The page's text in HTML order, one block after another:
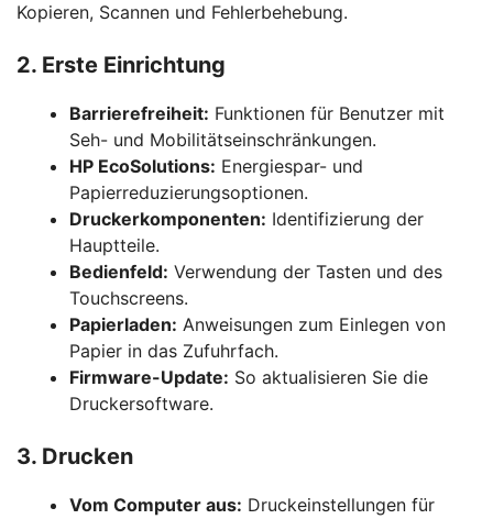
Kopieren, Scannen und Fehlerbehebung.
2. Erste Einrichtung
Barrierefreiheit: Funktionen für Benutzer mit
Seh- und Mobilitätseinschränkungen.
HP EcoSolutions: Energiespar- und
Papierreduzierungsoptionen.
Druckerkomponenten: Identifizierung der
Hauptteile.
Bedienfeld: Verwendung der Tasten und des
Touchscreens.
Papierladen: Anweisungen zum Einlegen von
Papier in das Zufuhrfach.
Firmware-Update: So aktualisieren Sie die
Druckersoftware.
3. Drucken
Vom Computer aus: Druckeinstellungen für